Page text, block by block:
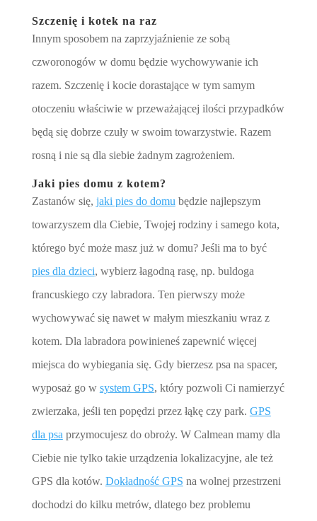
Szczenię i kotek na raz
Innym sposobem na zaprzyjaźnienie ze sobą
czworonogów w domu będzie wychowywanie ich
razem. Szczenię i kocie dorastające w tym samym
otoczeniu właściwie w przeważającej ilości przypadków
będą się dobrze czuły w swoim towarzystwie. Razem
rosną i nie są dla siebie żadnym zagrożeniem.
Jaki pies domu z kotem?
Zastanów się, jaki pies do domu będzie najlepszym
towarzyszem dla Ciebie, Twojej rodziny i samego kota,
którego być może masz już w domu? Jeśli ma to być
pies dla dzieci, wybierz łagodną rasę, np. buldoga
francuskiego czy labradora. Ten pierwszy może
wychowywać się nawet w małym mieszkaniu wraz z
kotem. Dla labradora powinieneś zapewnić więcej
miejsca do wybiegania się. Gdy bierzesz psa na spacer,
wyposaż go w system GPS, który pozwoli Ci namierzyć
zwierzaka, jeśli ten popędzi przez łąkę czy park. GPS
dla psa przymocujesz do obroży. W Calmean mamy dla
Ciebie nie tylko takie urządzenia lokalizacyjne, ale też
GPS dla kotów. Dokładność GPS na wolnej przestrzeni
dochodzi do kilku metrów, dlatego bez problemu